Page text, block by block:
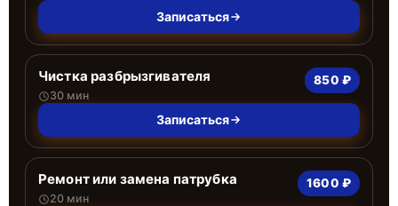
Записаться
Чистка разбрызгивателя
30 мин
850 ₽
Записаться
Ремонт или замена патрубка
20 мин
1600 ₽